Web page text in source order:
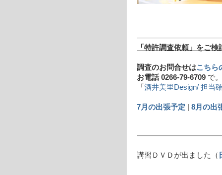
「特許調査依頼」をご
調査のお問合せはこちら
お電話 0266-79-6709 で。
「 酒井美里Design/ 担当
7月の出張予定 8月の出
講習ＤＶＤが出ました（